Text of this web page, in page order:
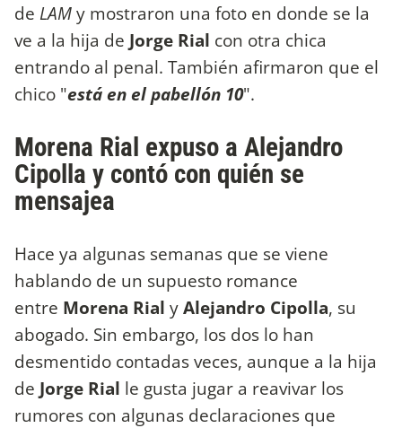
de LAMy mostraron una foto en donde se la
ve a la hija de Jorge Rial con otra chica
entrando al penal. También afirmaron que el
chico "está en el pabellón 10".
Morena Rial expuso a Alejandro
Cipolla y contó con quién se
mensajea
Hace ya algunas semanas que se viene
hablando de un supuesto romance
entre Morena Rial yAlejandro Cipolla, su
abogado. Sin embargo, los dos lo han
desmentido contadas veces, aunque a la hija
de Jorge Rial le gusta jugar a reavivar los
rumores con algunas declaraciones que